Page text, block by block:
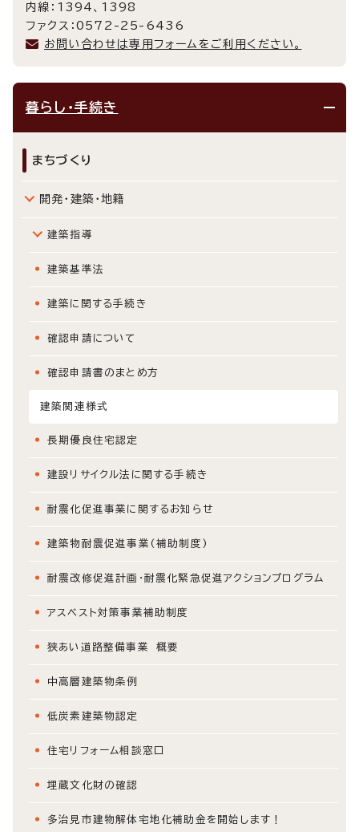
内線：1394、1398
ファクス：0572-25-6436
お問い合わせは専用フォームをご利用ください。
暮らし・手続き
まちづくり
開発・建築・地籍
建築指導
建築基準法
建築に関する手続き
確認申請について
確認申請書のまとめ方
建築関連様式
長期優良住宅認定
建設リサイクル法に関する手続き
耐震化促進事業に関するお知らせ
建築物耐震促進事業(補助制度)
耐震改修促進計画・耐震化緊急促進アクションプログラム
アスベスト対策事業補助制度
狭あい道路整備事業 概要
中高層建築物条例
低炭素建築物認定
住宅リフォーム相談窓口
埋蔵文化財の確認
多治見市建物解体宅地化補助金を開始します！